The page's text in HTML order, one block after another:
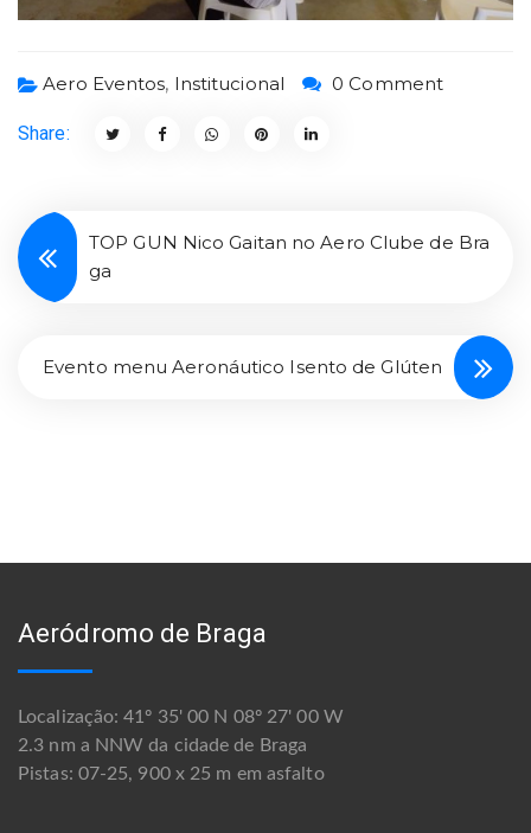
Aero Eventos, Institucional 0 Comment
Share:
TOP GUN Nico Gaitan no Aero Clube de Bra
ga
Evento menu Aeronáutico Isento de Glúten
Aeródromo de Braga
Localização: 41º 35' 00 N 08º 27' 00 W
2.3 nm a NNW da cidade de Braga
Pistas: 07-25, 900 x 25 m em asfalto